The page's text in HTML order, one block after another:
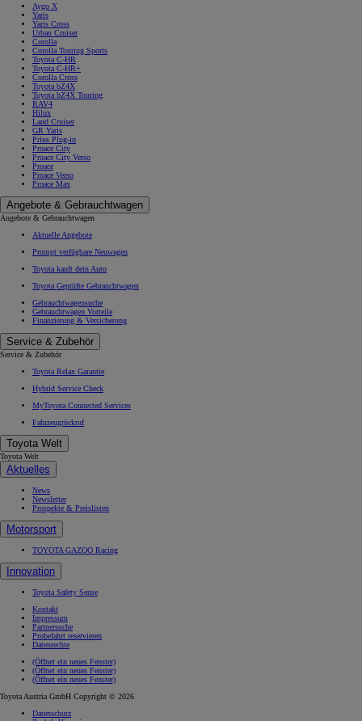
Aygo X
Yaris
Yaris Cross
Urban Cruiser
Corolla
Corolla Touring Sports
Toyota C-HR
Toyota C-HR+
Corolla Cross
Toyota bZ4X
Toyota bZ4X Touring
RAV4
Hilux
Land Cruiser
GR Yaris
Prius Plug-in
Proace City
Proace City Verso
Proace
Proace Verso
Proace Max
Angebote & Gebrauchtwagen
Angebote & Gebrauchtwagen
Aktuelle Angebote
Prompt verfügbare Neuwagen
Toyota kauft dein Auto
Toyota Geprüfte Gebrauchtwagen
Gebrauchtwagensuche
Gebrauchtwagen Vorteile
Finanzierung & Versicherung
Service & Zubehör
Service & Zubehör
Toyota Relax Garantie
Hybrid Service Check
MyToyota Connected Services
Fahrzeugrückruf
Toyota Welt
Toyota Welt
Aktuelles
News
Newsletter
Prospekte & Preislisten
Motorsport
TOYOTA GAZOO Racing
Innovation
Toyota Safety Sense
Kontakt
Impressum
Partnersuche
Probefahrt reservieren
Datenrechte
(Öffnet ein neues Fenster)
(Öffnet ein neues Fenster)
(Öffnet ein neues Fenster)
Toyota Austria GmbH Copyright © 2026
Datenschutz